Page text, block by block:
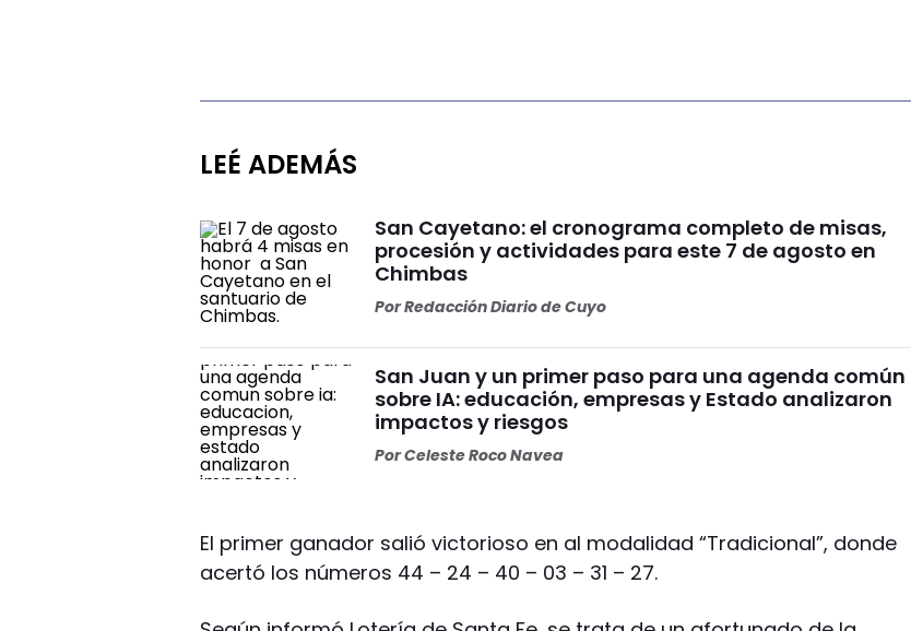
LEÉ ADEMÁS
San Cayetano: el cronograma completo de misas,
procesión y actividades para este 7 de agosto en
Chimbas
PorRedacción Diario de Cuyo
San Juan y un primer paso para una agenda común
sobre IA: educación, empresas y Estado analizaron
impactos y riesgos
PorCeleste Roco Navea
El primer ganador salió victorioso en al modalidad “Tradicional”, donde
acertó los números 44 – 24 – 40 – 03 – 31 – 27.